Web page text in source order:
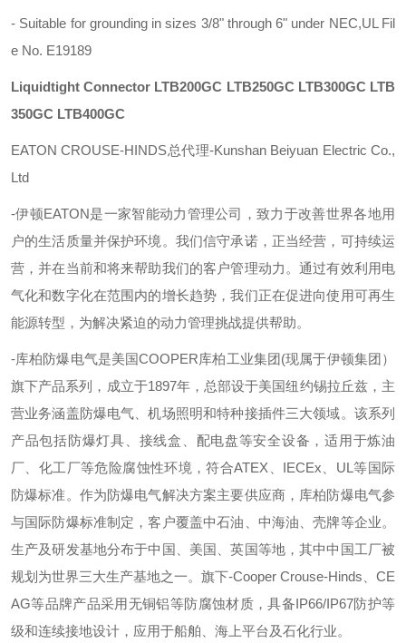
- Suitable for grounding in sizes 3/8" through 6" under NEC,UL Fil
e No. E19189
Liquidtight Connector LTB200GC LTB250GC LTB300GC LTB
350GC LTB400GC
EATON CROUSE-HINDS总代理-Kunshan Beiyuan Electric Co.,
Ltd
-伊顿EATON是一家智能动力管理公司，致力于改善世界各地用
户的生活质量并保护环境。我们信守承诺，正当经营，可持续运
营，并在当前和将来帮助我们的客户管理动力。通过有效利用电
气化和数字化在范围内的增长趋势，我们正在促进向使用可再生
能源转型，为解决紧迫的动力管理挑战提供帮助。
-库柏防爆电气是美国COOPER库柏工业集团(现属于伊顿集团）
旗下产品系列，成立于1897年，总部设于美国纽约锡拉丘兹，主
营业务涵盖防爆电气、机场照明和特种接插件三大领域。该系列
产品包括防爆灯具、接线盒、配电盘等安全设备，适用于炼油
厂、化工厂等危险腐蚀性环境，符合ATEX IECEx UL 等国际
防爆标准。作为防爆电气解决方案主要供应商，库柏防爆电气参
与国际防爆标准制定，客户覆盖中石油、中海油、壳牌等企业。
生产及研发基地分布于中国、美国、英国等地，其中中国工厂被
规划为世界三大生产基地之一。旗下-Cooper Crouse-Hinds
CE
AG等品牌产品采用无铜铝等防腐蚀材质，具备IP66/IP67防护等
级和连续接地设计，应用于船舶、海上平台及石化行业。